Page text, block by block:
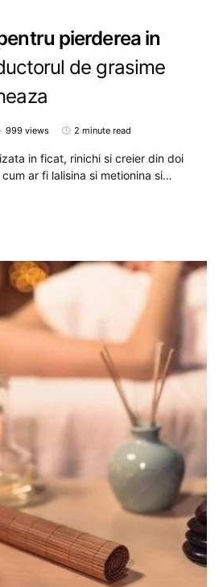
pierderea in
de grasime
999 views 2 minute read
in ficat, rinichi si creier din doi
ar fi lalisina si metionina si…